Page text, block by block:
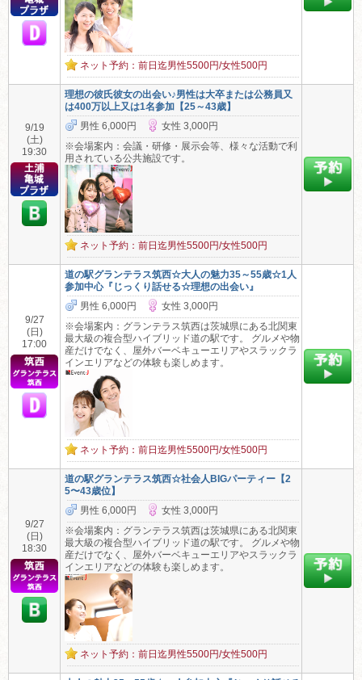
ネット予約：前日迄男性5500円/女性500円
9/19
(土)
19:30
理想の彼氏彼女の出会い♪男性は大卒または公務員又
は400万以上又は1名参加【25～43歳】
男性 6,000円
女性 3,000円
※会場案内：会議・研修・展示会等、様々な活動で利
用されている公共施設です。
ネット予約：前日迄男性5500円/女性500円
9/27
(日)
17:00
道の駅グランテラス筑西☆大人の魅力35～55歳☆1人
参加中心『じっくり話せる☆理想の出会い』
男性 6,000円
女性 3,000円
※会場案内：グランテラス筑西は茨城県にある北関東
最大級の複合型ハイブリッド道の駅です。 グルメや物
産だけでなく、屋外バーベキューエリアやスラックラ
インエリアなどの体験も楽しめます。
ネット予約：前日迄男性5500円/女性500円
9/27
(日)
18:30
道の駅グランテラス筑西☆社会人BIGパーティー【2
5〜43歳位】
男性 6,000円
女性 3,000円
※会場案内：グランテラス筑西は茨城県にある北関東
最大級の複合型ハイブリッド道の駅です。 グルメや物
産だけでなく、屋外バーベキューエリアやスラックラ
インエリアなどの体験も楽しめます。
ネット予約：前日迄男性5500円/女性500円